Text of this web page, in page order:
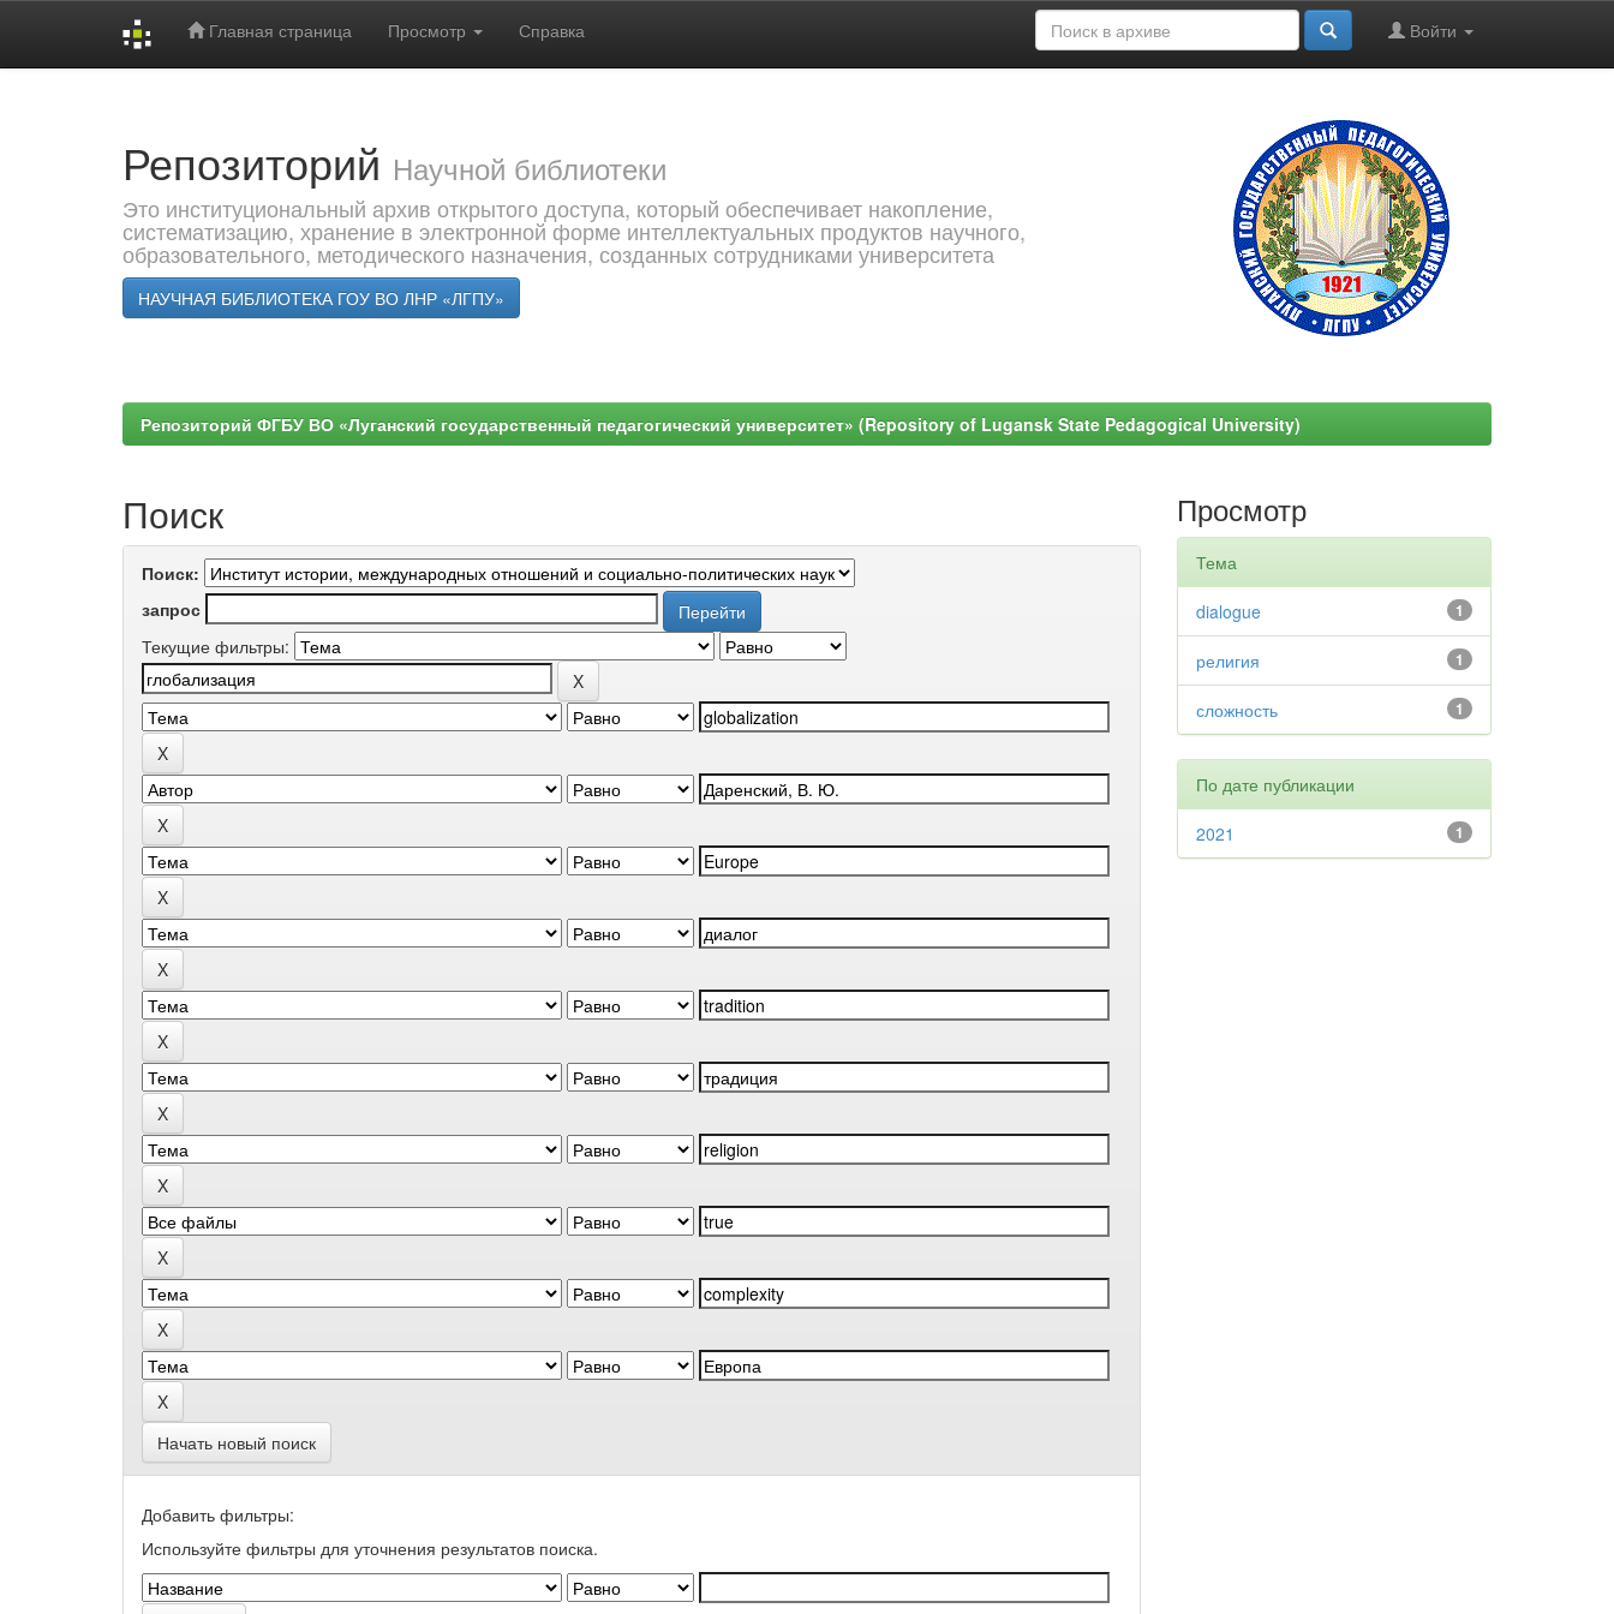
Главная страница Просмотр Справка Войти
Репозиторий Научной библиотеки
Это институциональный архив открытого доступа, который обеспечивает накопление,
систематизацию, хранение в электронной форме интеллектуальных продуктов научного,
образовательного, методического назначения, созданных сотрудниками университета
НАУЧНАЯ БИБЛИОТЕКА ГОУ ВО ЛНР «ЛГПУ»
Репозиторий ФГБУ ВО «Луганский государственный педагогический университет» (Repository of Lugansk State Pedagogical University)
Поиск
Поиск:
запрос
Текущие фильтры:
Начать новый поиск
Добавить фильтры:
Используйте фильтры для уточнения результатов поиска.
Просмотр
Тема
1
dialogue
1
религия
1
сложность
По дате публикации
1
2021